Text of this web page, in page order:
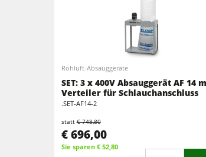
Rohluft-Absauggeräte
SET: 3 x 400V Absauggerät AF 14
Verteiler für Schlauchanschluss
.SET-AF14-2
statt€ 748,80
€ 696,00
Sie sparen € 52,80